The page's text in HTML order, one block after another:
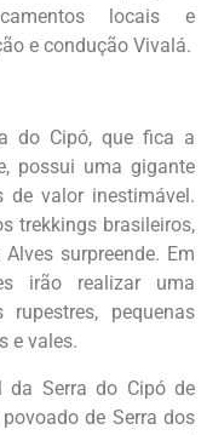
locais e
e condução Vivalá.
do Cipó, que fica a
possui uma gigante
de valor inestimável.
trekkings brasileiros,
surpreende. Em
irão realizar uma
pequenas
e vales.
da Serra do Cipó de
de Serra dos